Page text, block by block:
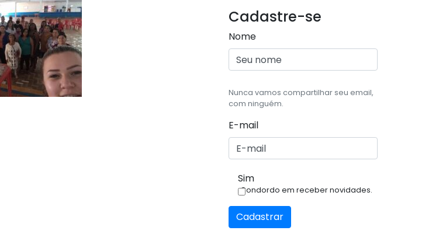
Cadastre-se
Nome
Nunca vamos compartilhar seu email,
com ninguém.
E-mail
Sim
Condordo em receber novidades.
Cadastrar